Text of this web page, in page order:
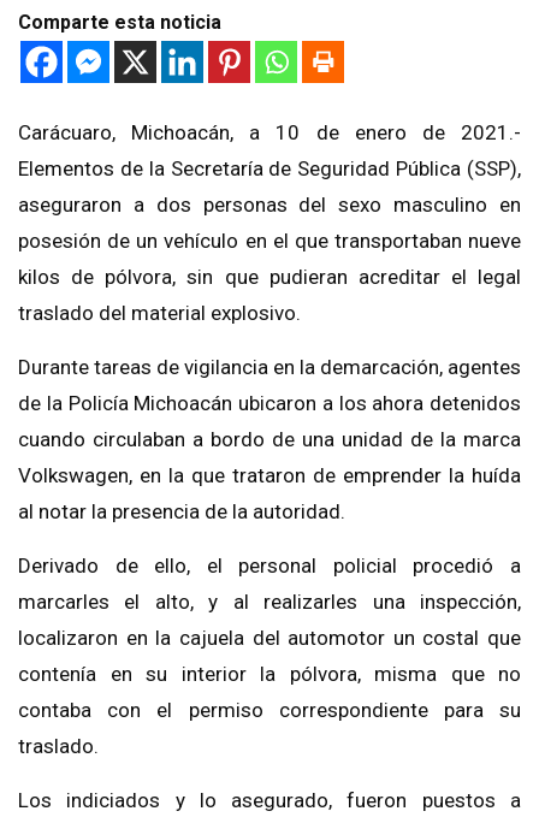
Comparte esta noticia
Carácuaro, Michoacán, a 10 de enero de 2021.-
Elementos de la Secretaría de Seguridad Pública (SSP),
aseguraron a dos personas del sexo masculino en
posesión de un vehículo en el que transportaban nueve
kilos de pólvora, sin que pudieran acreditar el legal
traslado del material explosivo.
Durante tareas de vigilancia en la demarcación, agentes
de la Policía Michoacán ubicaron a los ahora detenidos
cuando circulaban a bordo de una unidad de la marca
Volkswagen, en la que trataron de emprender la huída
al notar la presencia de la autoridad.
Derivado de ello, el personal policial procedió a
marcarles el alto, y al realizarles una inspección,
localizaron en la cajuela del automotor un costal que
contenía en su interior la pólvora, misma que no
contaba con el permiso correspondiente para su
traslado.
Los indiciados y lo asegurado, fueron puestos a